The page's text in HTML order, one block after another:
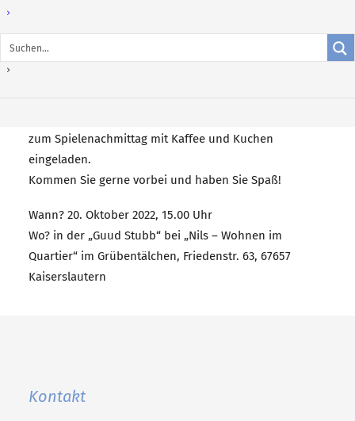
im
Kaiserslautern, 17. Oktober 2022
zum Spielenachmittag mit Kaffee und Kuchen
eingeladen.
Kommen Sie gerne vorbei und haben Sie Spaß!
Wann? 20. Oktober 2022, 15.00 Uhr
Wo? in der „Guud Stubb“ bei „Nils – Wohnen im
Quartier“ im Grübentälchen, Friedenstr. 63, 67657
Kaiserslautern
Kontakt